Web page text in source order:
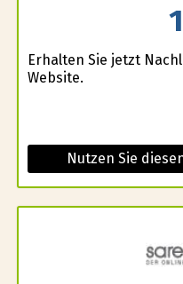
Erhalten Sie jetzt
Website.
Nutzen Sie